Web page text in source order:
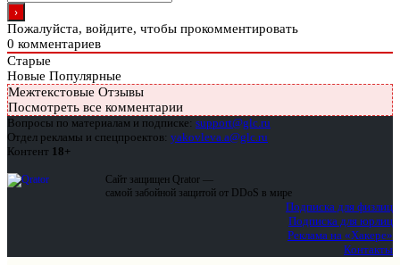
Пожалуйста, войдите, чтобы прокомментировать
0 комментариев
Старые
Новые Популярные
Межтекстовые Отзывы
Посмотреть все комментарии
Вопросы по материалам и подписке: support@glc.ru
Отдел рекламы и спецпроектов: yakovleva.a@glc.ru
Контент 18+
Сайт защищен Qrator —
самой забойной защитой от DDoS в мире
Подписка для физлиц
Подписка для юрлиц
Реклама на «Хакере»
Контакты